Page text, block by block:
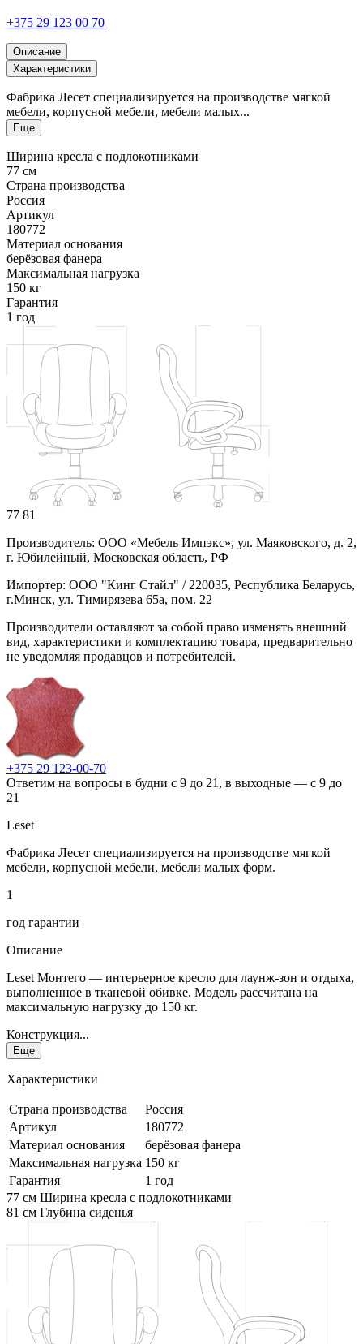
+375 29 123 00 70
Описание
Характеристики
Фабрика Лесет специализируется на производстве мягкой
мебели, корпусной мебели, мебели малых...
Еще
Ширина кресла с подлокотниками
77 см
Страна производства
Россия
Артикул
180772
Материал основания
берёзовая фанера
Максимальная нагрузка
150 кг
Гарантия
1 год
77 81
Производитель: ООО «Мебель Импэкс», ул. Маяковского, д. 2,
г. Юбилейный, Московская область, РФ
Импортер: ООО "Кинг Стайл" / 220035, Республика Беларусь,
г.Минск, ул. Тимирязева 65а, пом. 22
Производители оставляют за собой право изменять внешний
вид, характеристики и комплектацию товара, предварительно
не уведомляя продавцов и потребителей.
+375 29 123-00-70
Ответим на вопросы в будни с 9 до 21, в выходные — с 9 до
21
Leset
Фабрика Лесет специализируется на производстве мягкой
мебели, корпусной мебели, мебели малых форм.
1
год гарантии
Описание
Leset Монтего — интерьерное кресло для лаунж-зон и отдыха,
выполненное в тканевой обивке. Модель рассчитана на
максимальную нагрузку до 150 кг.
Конструкция...
Еще
Характеристики
Страна производства
Россия
Артикул
180772
Материал основания
берёзовая фанера
Максимальная нагрузка 150 кг
Гарантия
1 год
77 см Ширина кресла с подлокотниками
81 см Глубина сиденья